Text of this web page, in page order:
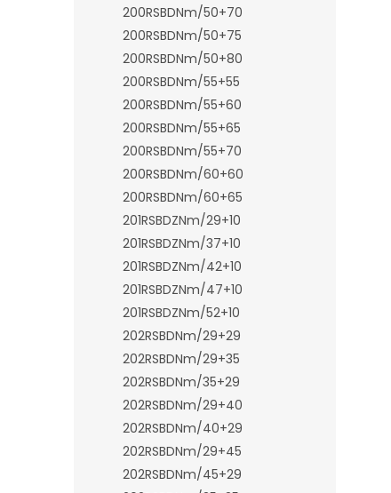
200RSBDNm/50+70
200RSBDNm/50+75
200RSBDNm/50+80
200RSBDNm/55+55
200RSBDNm/55+60
200RSBDNm/55+65
200RSBDNm/55+70
200RSBDNm/60+60
200RSBDNm/60+65
201RSBDZNm/29+10
201RSBDZNm/37+10
201RSBDZNm/42+10
201RSBDZNm/47+10
201RSBDZNm/52+10
202RSBDNm/29+29
202RSBDNm/29+35
202RSBDNm/35+29
202RSBDNm/29+40
202RSBDNm/40+29
202RSBDNm/29+45
202RSBDNm/45+29